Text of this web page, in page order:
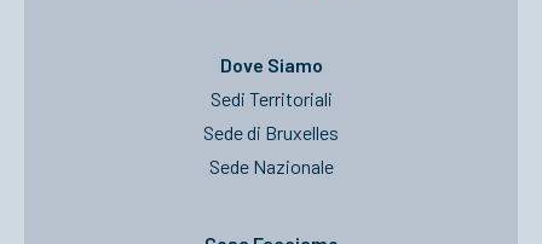
Dove Siamo
Sedi Territoriali
Sede di Bruxelles
Sede Nazionale